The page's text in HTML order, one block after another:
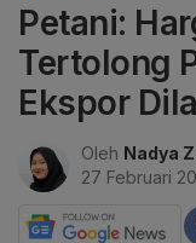
Petani:
Tertolong
Ekspor
Oleh Nadya
27 Februari